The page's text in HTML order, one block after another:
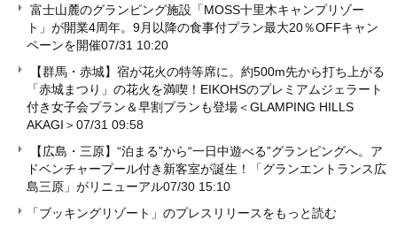
富士山麓のグランピング施設「MOSS十里木キャンプリゾー
ト」が開業4周年。9月以降の食事付プラン最大20％OFFキャン
ペーンを開催07/31 10:20
【群馬・赤城】宿が花火の特等席に。約500m先から打ち上がる
「赤城まつり」の花火を満喫！EIKOHSのプレミアムジェラート
付き女子会プラン＆早割プランも登場＜GLAMPING HILLS
AKAGI＞07/31 09:58
【広島・三原】“泊まる”から“一日中遊べる”グランピングへ。ア
ドベンチャープール付き新客室が誕生！「グランエントランス広
島三原」がリニューアル07/30 15:10
「ブッキングリゾート」のプレスリリースをもっと読む